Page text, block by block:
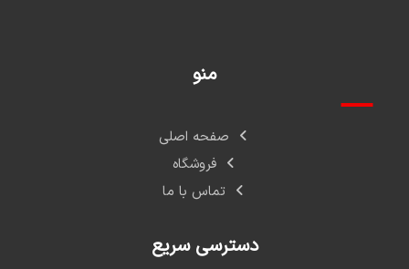
منو
صفحه اصلی
فروشگاه
تماس با ما
دسترسی سریع